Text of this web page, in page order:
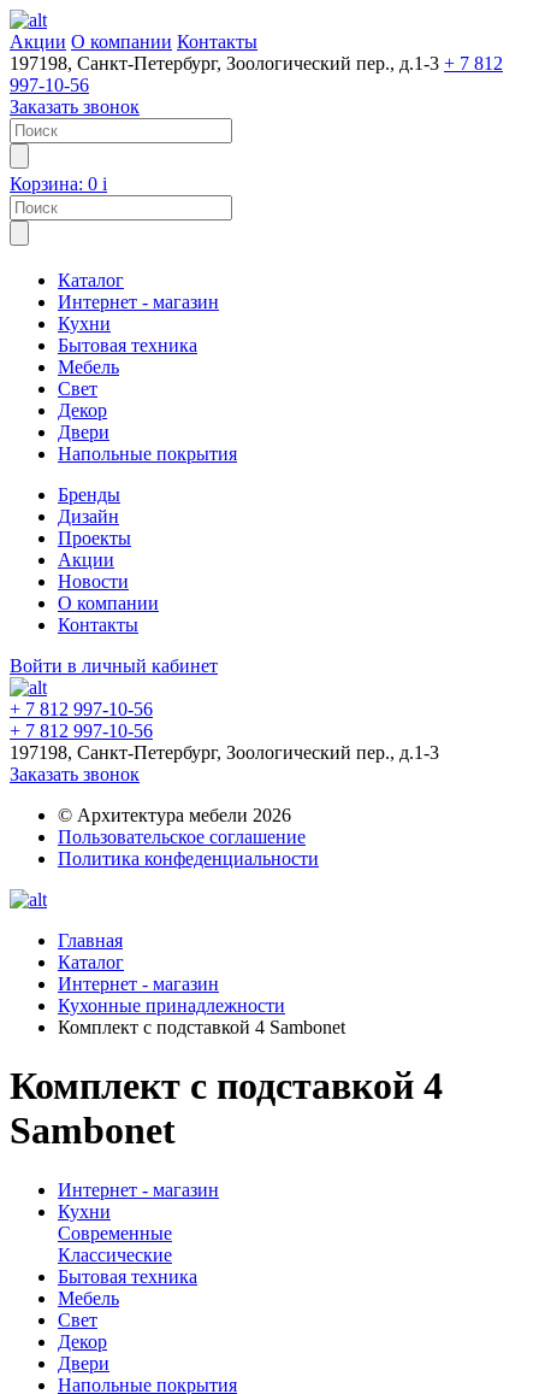
Акции О компании Контакты
197198, Санкт-Петербург, Зоологический пер., д.1-3 + 7 812
997-10-56
Заказать звонок
Корзина: 0 i
Каталог
Интернет - магазин
Кухни
Бытовая техника
Мебель
Свет
Декор
Двери
Напольные покрытия
Бренды
Дизайн
Проекты
Акции
Новости
О компании
Контакты
Войти в личный кабинет
+ 7 812 997-10-56
+ 7 812 997-10-56
197198, Санкт-Петербург, Зоологический пер., д.1-3
Заказать звонок
© Архитектура мебели 2026
Пользовательское соглашение
Политика конфеденциальности
Главная
Каталог
Интернет - магазин
Кухонные принадлежности
Комплект с подставкой 4 Sambonet
Комплект с подставкой 4
Sambonet
Интернет - магазин
Кухни
Современные
Классические
Бытовая техника
Мебель
Свет
Декор
Двери
Напольные покрытия